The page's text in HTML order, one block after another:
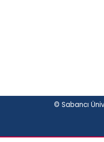
© Sabancı